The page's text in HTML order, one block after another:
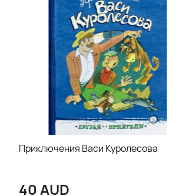
Приключения Васи Куролесова
40AUD